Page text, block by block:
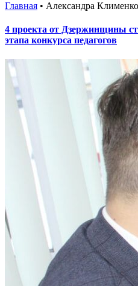
Главная • Александра Клименко
4 проекта от Дзержинщины
этапа конкурса педагогов